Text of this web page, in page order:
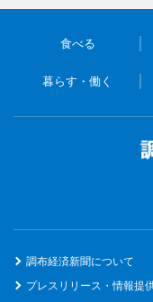
食べる
暮らす・働く
調布経済新聞について
プレスリリース・情報提